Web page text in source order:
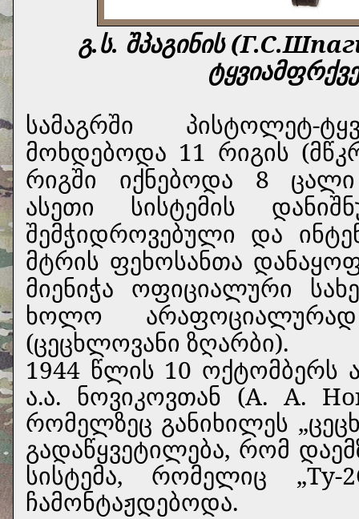
გ.ს. შპაგინის
სამაგრში პისტოლეტ-
მოხდებოდა 11 რიგის
რიგში იქნებოდა 8 ცალი
ასეთი სისტემის
შემჭიდროვებული და
მტრის ფეხოსანთა
მიენიჭა ოფიციალური
ხოლო
(ცეცხლოვანი ზღარბი).
1944 წლის 10 ოქტომბერს
ა.ა. ნოვიკოვთან (А. А.
რომელზეც განიხილეს
გადაწყვეტილება, რომ
სისტემა, რომელიც „Ту-
ჩამონტაჟდებოდა.